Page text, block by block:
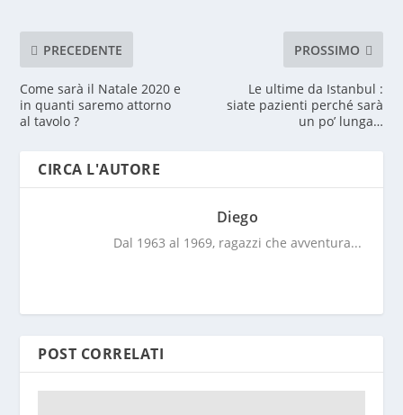
PRECEDENTE
Come sarà il Natale 2020 e
in quanti saremo attorno
al tavolo ?
PROSSIMO
Le ultime da Istanbul :
siate pazienti perché sarà
un po’ lunga…
CIRCA L'AUTORE
Diego
Dal 1963 al 1969, ragazzi che avventura...
POST CORRELATI